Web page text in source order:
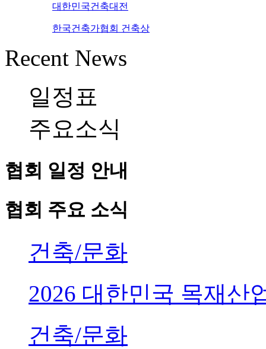
대한민국건축대전
한국건축가협회 건축상
Recent News
일정표
주요소식
협회 일정 안내
협회 주요 소식
건축/문화
2026 대한민국 목재산
건축/문화